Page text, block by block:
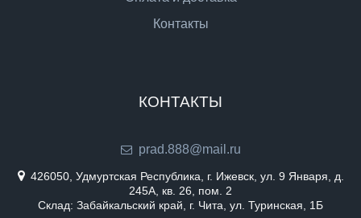
Контакты
КОНТАКТЫ
prad.888@mail.ru
426050, Удмуртская Республика, г. Ижевск, ул. 9 Января, д.
245А, кв. 26, пом. 2
Склад: Забайкальский край, г. Чита, ул. Туринская, 1Б